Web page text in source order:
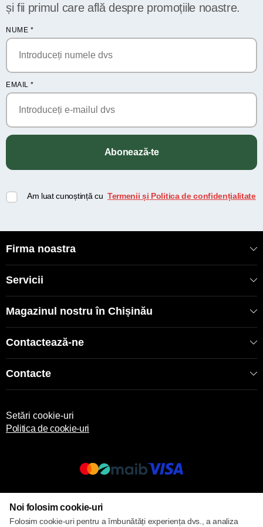
Consultanță tehnică gratuită. Comandați acum setul
și fii primul care află despre promoțiile noastre.
NUME *
EMAIL *
Abonează-te
Am luat cunoștință cu Termenii și Politica de confidențialitate
Firma noastra
Servicii
Magazinul nostru în Chișinău
Contactează-ne
Contacte
Setări cookie-uri
Politica de cookie-uri
Noi folosim cookie-uri
Folosim cookie-uri pentru a îmbunătăți experiența dvs., a analiza